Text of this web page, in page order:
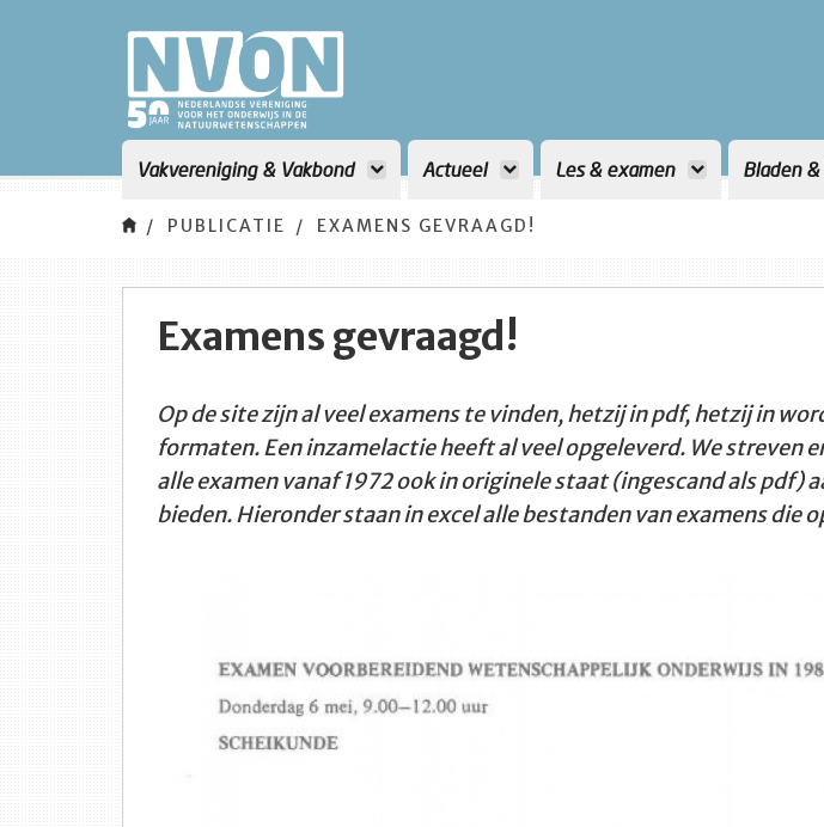
Vakvereniging & Vakbond Actueel Les & examen Bladen
PUBLICATIE EXAMENS GEVRAAGD!
Examens gevraagd!
Op de site zijn al veel examens te vinden, hetzij in pdf, hetzij in
formaten. Een inzamelactie heeft al veel opgeleverd. We streven
alle examen vanaf 1972 ook in originele staat (ingescand als pdf)
bieden. Hieronder staan in excel alle bestanden van examens die